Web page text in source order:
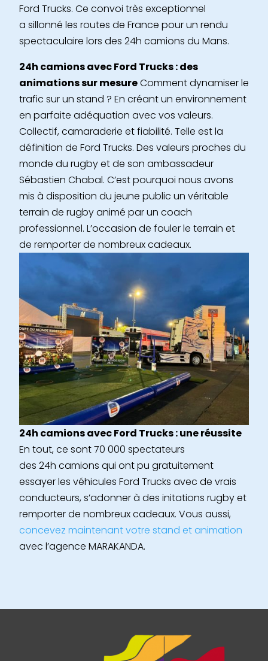
Ford Trucks. Ce convoi très exceptionnel
a sillonné les routes de France pour un rendu
spectaculaire lors des 24h camions du Mans.
24h camions avec Ford Trucks : des
animations sur mesureComment dynamiser le
trafic sur un stand ? En créant un environnement
en parfaite adéquation avec vos valeurs.
Collectif, camaraderie et fiabilité. Telle est la
définition de Ford Trucks. Des valeurs proches du
monde du rugby et de son ambassadeur
Sébastien Chabal. C’est pourquoi nous avons
mis à disposition du jeune public un véritable
terrain de rugby animé par un coach
professionnel. L’occasion de fouler le terrain et
de remporter de nombreux cadeaux.
24h camions avec Ford Trucks : une réussite
En tout, ce sont 70 000 spectateurs
des 24h camions qui ont pu gratuitement
essayer les véhicules Ford Trucks avec de vrais
conducteurs, s’adonner à des initations rugby et
remporter de nombreux cadeaux. Vous aussi,
concevez maintenant votre stand et animation
avec l’agence MARAKANDA.